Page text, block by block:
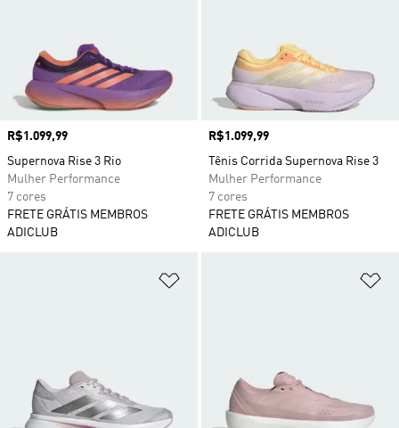
Preço
R$1.099,99
Supernova Rise 3 Rio
Mulher Performance
7 cores
FRETE GRÁTIS MEMBROS
ADICLUB
Preço
R$1.099,99
Tênis Corrida Supernova Rise 3
Mulher Performance
7 cores
FRETE GRÁTIS MEMBROS
ADICLUB